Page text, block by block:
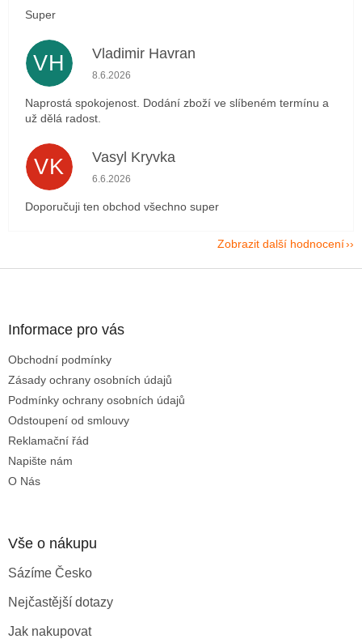
Super
VH Vladimir Havran
Hodnocení obchodu je 5 z 5 hvězdiček.
8.6.2026
Naprostá spokojenost. Dodání zboží ve slíbeném termínu a
už dělá radost.
VK Vasyl Kryvka
Hodnocení obchodu je 5 z 5 hvězdiček.
6.6.2026
Doporučuji ten obchod všechno super
Zobrazit další hodnocení
Informace pro vás
Obchodní podmínky
Zásady ochrany osobních údajů
Podmínky ochrany osobních údajů
Odstoupení od smlouvy
Reklamační řád
Napište nám
O Nás
Vše o nákupu
Sázíme Česko
Nejčastější dotazy
Jak nakupovat